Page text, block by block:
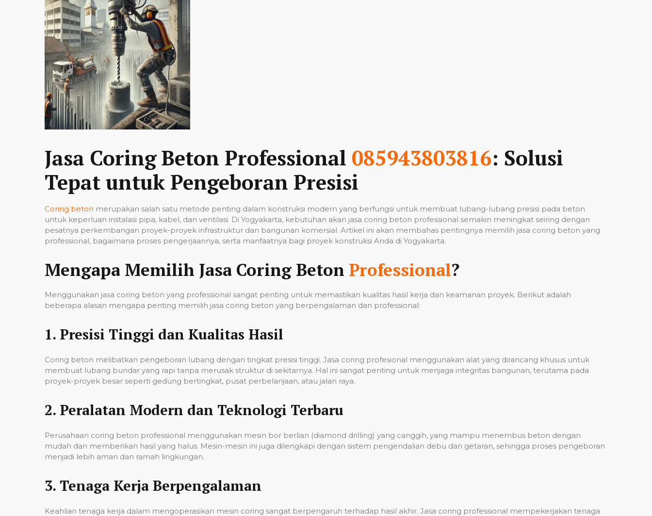
Jasa Coring Beton Professional 085943803816: Solusi
Tepat untuk Pengeboran Presisi
Coring beton merupakan salah satu metode penting dalam konstruksi modern yang berfungsi untuk membuat lubang-lubang presisi pada beton
untuk keperluan instalasi pipa, kabel, dan ventilasi. Di Yogyakarta, kebutuhan akan jasa coring beton professional semakin meningkat seiring dengan
pesatnya perkembangan proyek-proyek infrastruktur dan bangunan komersial. Artikel ini akan membahas pentingnya memilih jasa coring beton yang
professional, bagaimana proses pengerjaannya, serta manfaatnya bagi proyek konstruksi Anda di Yogyakarta.
Mengapa Memilih Jasa Coring Beton Professional?
Menggunakan jasa coring beton yang professional sangat penting untuk memastikan kualitas hasil kerja dan keamanan proyek. Berikut adalah
beberapa alasan mengapa penting memilih jasa coring beton yang berpengalaman dan professional:
1. Presisi Tinggi dan Kualitas Hasil
Coring beton melibatkan pengeboran lubang dengan tingkat presisi tinggi. Jasa coring profesional menggunakan alat yang dirancang khusus untuk
membuat lubang bundar yang rapi tanpa merusak struktur di sekitarnya. Hal ini sangat penting untuk menjaga integritas bangunan, terutama pada
proyek-proyek besar seperti gedung bertingkat, pusat perbelanjaan, atau jalan raya.
2. Peralatan Modern dan Teknologi Terbaru
Perusahaan coring beton professional menggunakan mesin bor berlian (diamond drilling) yang canggih, yang mampu menembus beton dengan
mudah dan memberikan hasil yang halus. Mesin-mesin ini juga dilengkapi dengan sistem pengendalian debu dan getaran, sehingga proses pengeboran
menjadi lebih aman dan ramah lingkungan.
3. Tenaga Kerja Berpengalaman
Keahlian tenaga kerja dalam mengoperasikan mesin coring sangat berpengaruh terhadap hasil akhir. Jasa coring professional mempekerjakan tenaga